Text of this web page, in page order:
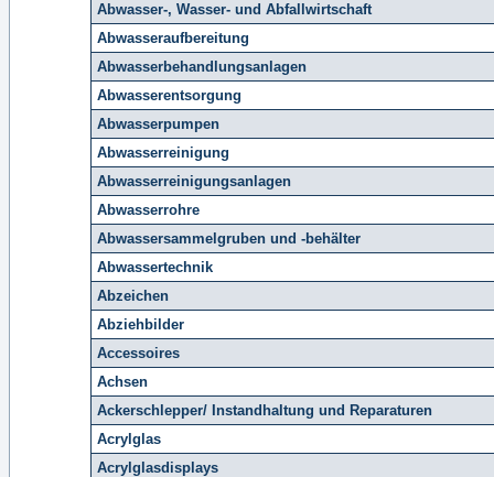
Abwasser-, Wasser- und Abfallwirtschaft
Abwasseraufbereitung
Abwasserbehandlungsanlagen
Abwasserentsorgung
Abwasserpumpen
Abwasserreinigung
Abwasserreinigungsanlagen
Abwasserrohre
Abwassersammelgruben und -behälter
Abwassertechnik
Abzeichen
Abziehbilder
Accessoires
Achsen
Ackerschlepper/ Instandhaltung und Reparaturen
Acrylglas
Acrylglasdisplays